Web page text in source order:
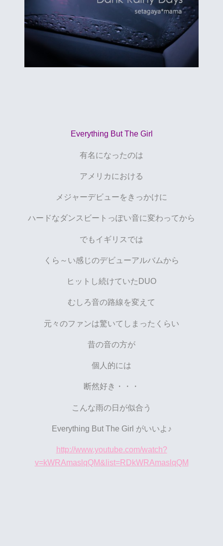
Everything But The Girl
有名になったのは
アメリカにおける
メジャーデビューをきっかけに
ハードなダンスビートっぽい音に変わってから
でもイギリスでは
くら～い感じのデビューアルバムから
ヒットし続けていたDUO
むしろ音の路線を変えて
元々のファンは驚いてしまったくらい
昔の音の方が
個人的には
断然好き・・・
こんな雨の日が似合う
Everything But The Girl がいいよ♪
http://www.youtube.com/watch?
v=kWRAmaslqQM&list=RDkWRAmaslqQM